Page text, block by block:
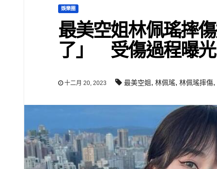
娛樂圈
最美空姐林佩瑤摔
了」 受傷過程曝光
十二月 20, 2023 最美空姐, 林佩瑤, 林佩瑤摔傷,